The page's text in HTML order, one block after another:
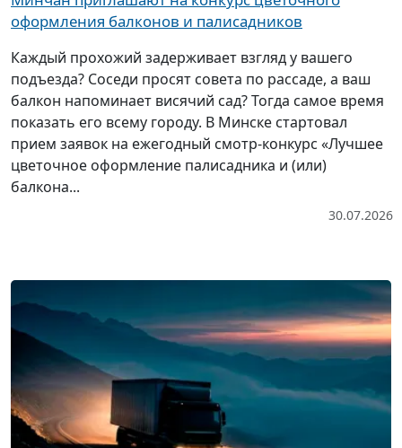
оформления балконов и палисадников
Каждый прохожий задерживает взгляд у вашего
подъезда? Соседи просят совета по рассаде, а ваш
балкон напоминает висячий сад? Тогда самое время
показать его всему городу. В Минске стартовал
прием заявок на ежегодный смотр-конкурс «Лучшее
цветочное оформление палисадника и (или)
балкона...
30.07.2026